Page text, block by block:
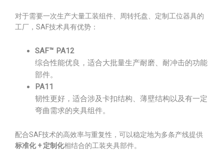
对于需要一次生产大量工装组件、周转托盘、定制工位器具的
工厂，SAF技术具有优势：
SAF™ PA12
综合性能优良，适合大批量生产耐磨、耐冲击的功能
部件。
PA11
韧性更好，适合涉及卡扣结构、薄壁结构以及有一定
弯曲需求的夹具组件。
配合SAF技术的高效率与重复性，可以稳定地为多条产线提供
标准化 + 定制化相结合的工装夹具部件。